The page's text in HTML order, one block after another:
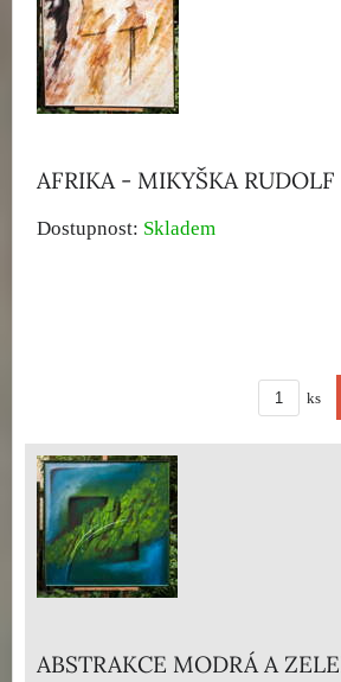
AFRIKA - MIKYŠKA RUDOLF
Dostupnost: Skladem
ks
ABSTRAKCE MODRÁ A